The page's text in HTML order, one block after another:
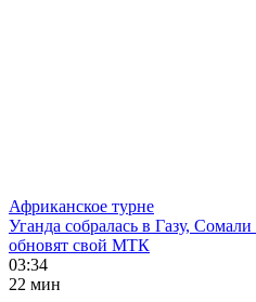
Африканское турне
Уганда собралась в Газу,
обновят свой МТК
03:34
22 мин